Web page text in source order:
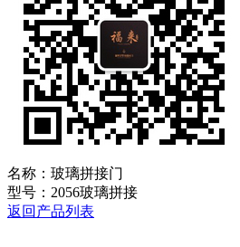
名称： 玻璃拼接门
型号： 2056玻璃拼接
返回产品列表